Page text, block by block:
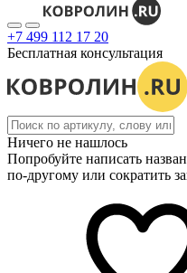
+7 499 112 17 20
Бесплатная консультация
Ничего не нашлось
Попробуйте написать
по-другому или сократить